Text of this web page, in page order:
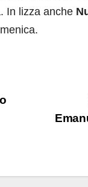
In lizza anche